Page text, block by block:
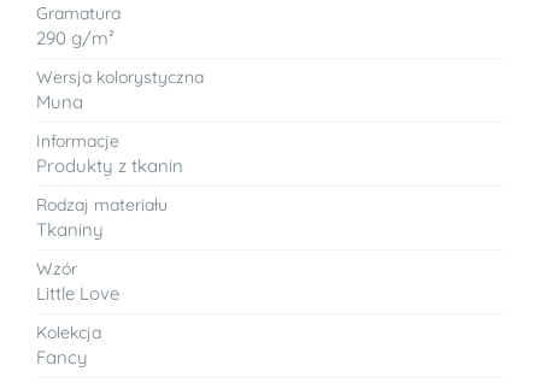
Gramatura
290 g/m²
Wersja kolorystyczna
Muna
Informacje
Produkty z tkanin
Rodzaj materiału
Tkaniny
Wzór
Little Love
Kolekcja
Fancy